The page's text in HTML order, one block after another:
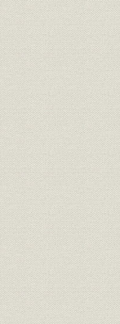
-近代化へ一族8家が合同 1917(大
工場」へ